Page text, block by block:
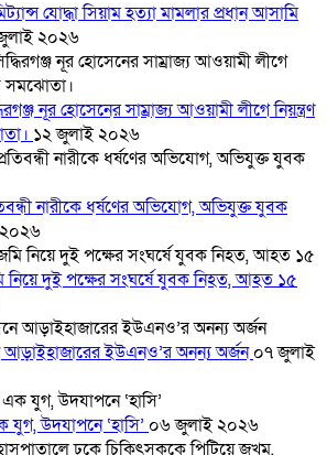
যোদ্ধা সিয়াম হত্যা মামলার প্রধান আসামি
২০২৬
নূর হোসেনের সাম্রাজ্য আওয়ামী লীগে নিয়ন্ত্রণ
১২ জুলাই ২০২৬
নারীকে ধর্ষণের অভিযোগ, অভিযুক্ত যুবক
নিয়ে দুই পক্ষের সংঘর্ষে যুবক নিহত, আহত ১৫
আড়াইহাজারের ইউএনও’র অনন্য অর্জন০৭ জুলাই
উদযাপনে ‘হাসি’ ০৬ জুলাই ২০২৬